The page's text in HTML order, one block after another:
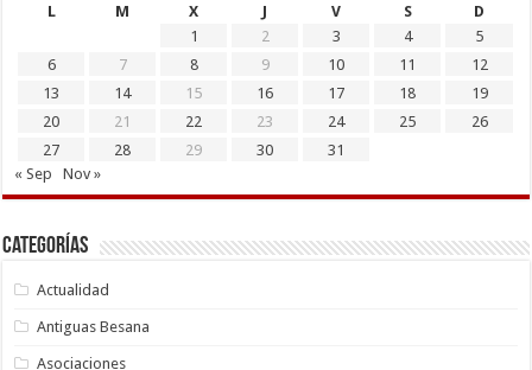
L
M X J V S
D
1
2 3 4
5
6
7 8 9 10 11
12
13
14 15 16 17 18
19
20
21 22 23 24 25
26
27
28 29 30
31
« Sep
Nov »
Categorías
Actualidad
Antiguas Besana
Asociaciones